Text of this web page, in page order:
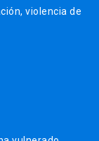
violencia de